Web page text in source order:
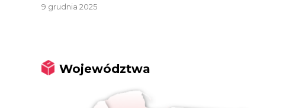
9 grudnia 2025
Województwa